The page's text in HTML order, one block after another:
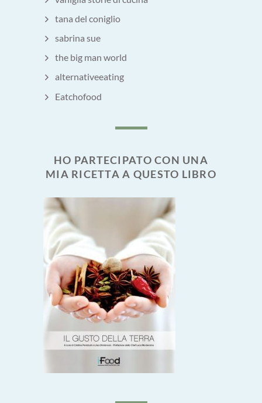
tana del coniglio
sabrina sue
the big man world
alternativeeating
Eatchofood
HO PARTECIPATO CON UNA
MIA RICETTA A QUESTO LIBRO